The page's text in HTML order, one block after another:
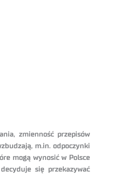
zmienność przepisów
m.in. odpoczynki
mogą wynosić w Polsce
się przekazywać